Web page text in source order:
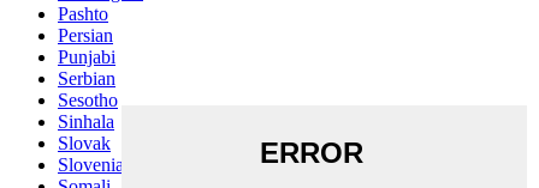
Pashto
Persian
Punjabi
Serbian
Sesotho
Sinhala
Slovak
Slovenian